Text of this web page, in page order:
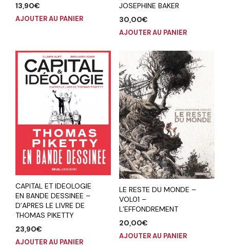
13,90€
AJOUTER AU PANIER
JOSEPHINE BAKER
30,00€
AJOUTER AU PANIER
CAPITAL ET IDEOLOGIE
EN BANDE DESSINEE –
D’APRES LE LIVRE DE
THOMAS PIKETTY
23,90€
AJOUTER AU PANIER
LE RESTE DU MONDE –
VOL01 –
L’EFFONDREMENT
20,00€
AJOUTER AU PANIER